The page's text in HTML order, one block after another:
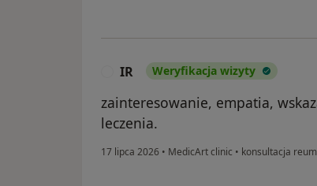
IR Weryfikacja wizyty
zainteresowanie, empatia,
leczenia.
17 lipca 2026 • MedicArt clinic • konsultacja